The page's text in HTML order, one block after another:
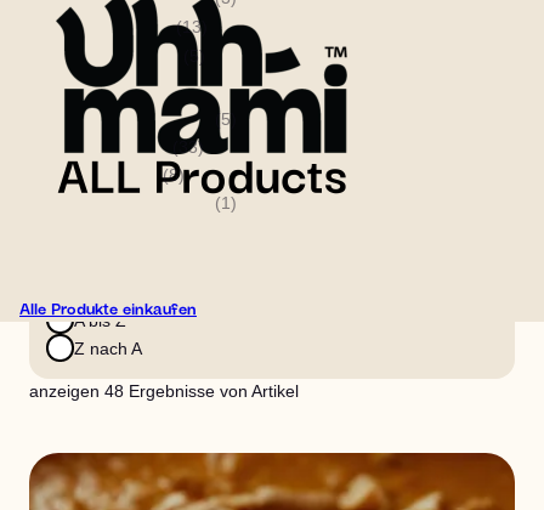
Alle Produkte einkaufen
Chee'ish(13)
Truffle’ish
(5)
Nach Chefkoch filtern
Emma Greenfield
(5)
Frank Lantz
(33)
Julie Lindh(8)
(1)
A bis Z
Z nach A
anzeigen 48 Ergebnisse von Artikel